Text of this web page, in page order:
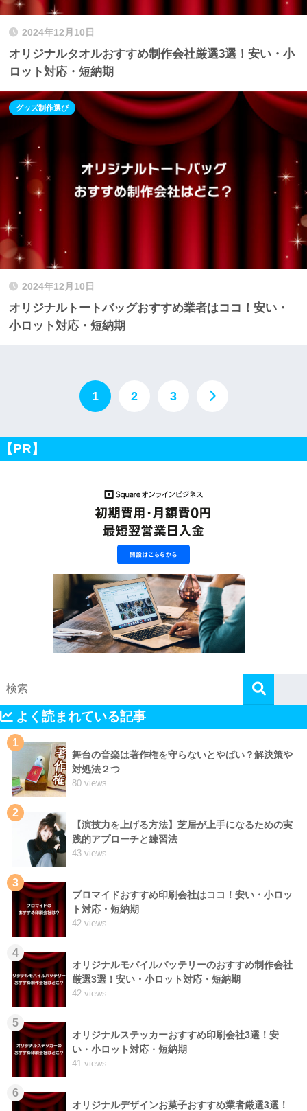
2024年12月10日
オリジナルタオルおすすめ制作会社厳選3選！安い・小
ロット対応・短納期
2024年12月10日
オリジナルトートバッグおすすめ業者はココ！安い・
小ロット対応・短納期
グッズ制作選び
1 2 3
【PR】
よく読まれている記事
1
舞台の音楽は著作権を守らないとやばい？解決策や
対処法２つ
80 views
2
【演技力を上げる方法】芝居が上手になるための実
践的アプローチと練習法
43 views
3
ブロマイドおすすめ印刷会社はココ！安い・小ロッ
ト対応・短納期
42 views
4
オリジナルモバイルバッテリーのおすすめ制作会社
厳選3選！安い・小ロット対応・短納期
42 views
5
オリジナルステッカーおすすめ印刷会社3選！安
い・小ロット対応・短納期
41 views
6
オリジナルデザインお菓子おすすめ業者厳選3選！